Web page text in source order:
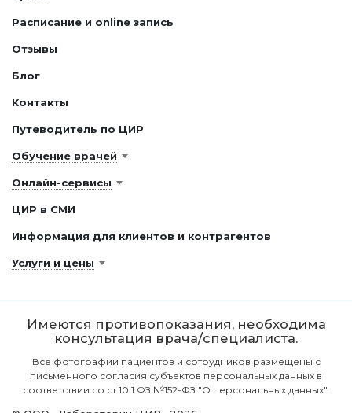
Расписание и online запись
Отзывы
Блог
Контакты
Путеводитель по ЦИР
Обучение врачей
Онлайн-сервисы
ЦИР в СМИ
Информация для клиентов и контрагентов
Услуги и цены
Имеются противопоказания, необходима
консультация врача/специалиста.
Все фотографии пациентов и сотрудников размещены с
письменного согласия субъектов персональных данных в
соответствии со ст.10.1 ФЗ №152-ФЗ "О персональных данных".